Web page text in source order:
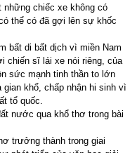
những chiếc xe không có
thể có đã gợi lên sự khốc
bất di bất dịch vì miền Nam
chiến sĩ lái xe nói riêng, của
sức mạnh tinh thần to lớn
khổ, chấp nhận hi sinh vì
tổ quốc.
nước qua khổ thơ trong bài
trưởng thành trong giai